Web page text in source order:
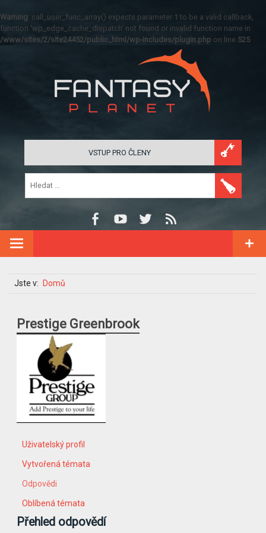
Warning: call_user_func_array() expects parameter 1 to be a valid callback,
function 'wp_edge_cache_dispatch' not found or invalid function name in
/www/sites/2/site24452/public_html/wp-includes/plugin.php on line 525
VSTUP PRO ČLENY
Jste v: Domů
Prestige Greenbrook
Uživatelský profil
Vytvořená témata
Odpovědi
Oblíbená témata
Přehled odpovědí